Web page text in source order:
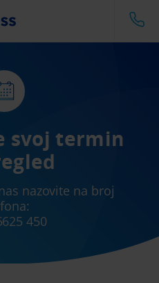
svoj termin
nazovite na broj
450